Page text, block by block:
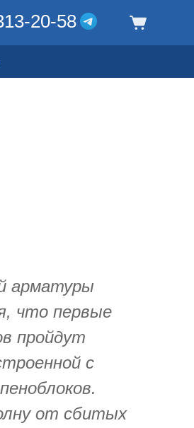
20-58
арматуры
что первые
пройдут
с
от сбитых